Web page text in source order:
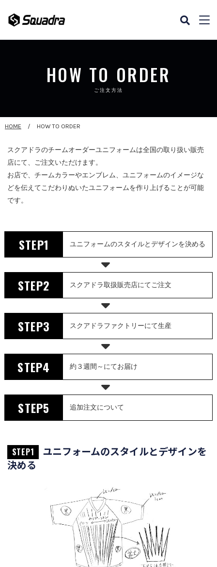
HOW TO ORDER
ご注文方法
HOME HOW TO ORDER
スクアドラのチームオーダーユニフォームは全国の取り扱い販売
店にて、ご注文いただけます。
お店で、チームカラーやエンブレム、ユニフォームのイメージな
どを伝えてこだわりぬいたユニフォームを作り上げることが可能
です。
STEP1 ユニフォームのスタイルとデザインを決める
STEP2 スクアドラ取扱販売店にてご注文
STEP3 スクアドラファクトリーにて生産
STEP4 約３週間～にてお届け
STEP5 追加注文について
STEP1
ユニフォームのスタイルとデザインを
決める